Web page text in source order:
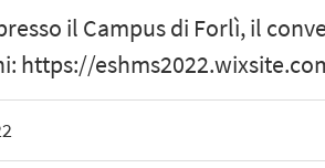
il Campus di Forlì, il
https://